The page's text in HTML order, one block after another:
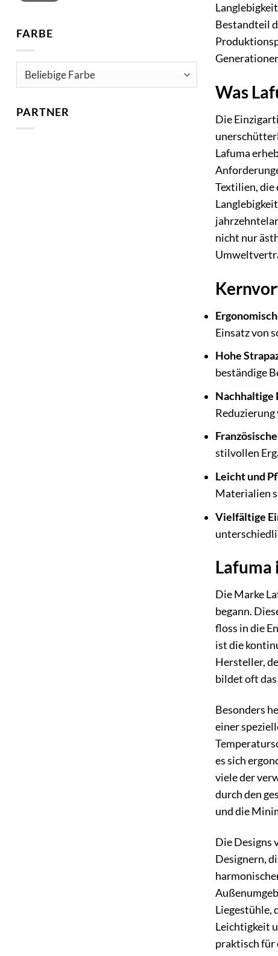
FARBE
PARTNER
Bestandteil
Was
Die
Lafuma
Textilien, die
nicht nur
Einsatz von
Hohe
beständige
Nachhaltige
stilvollen
Leicht und
Materialien
Vielfältige
Die Marke
begann.
floss in die
ist die
Hersteller,
bildet oft
Besonders
einer
es sich
viele der
durch den
und die
Die Designs
Designern,
Liegestühle,
Leichtigkeit
praktisch für